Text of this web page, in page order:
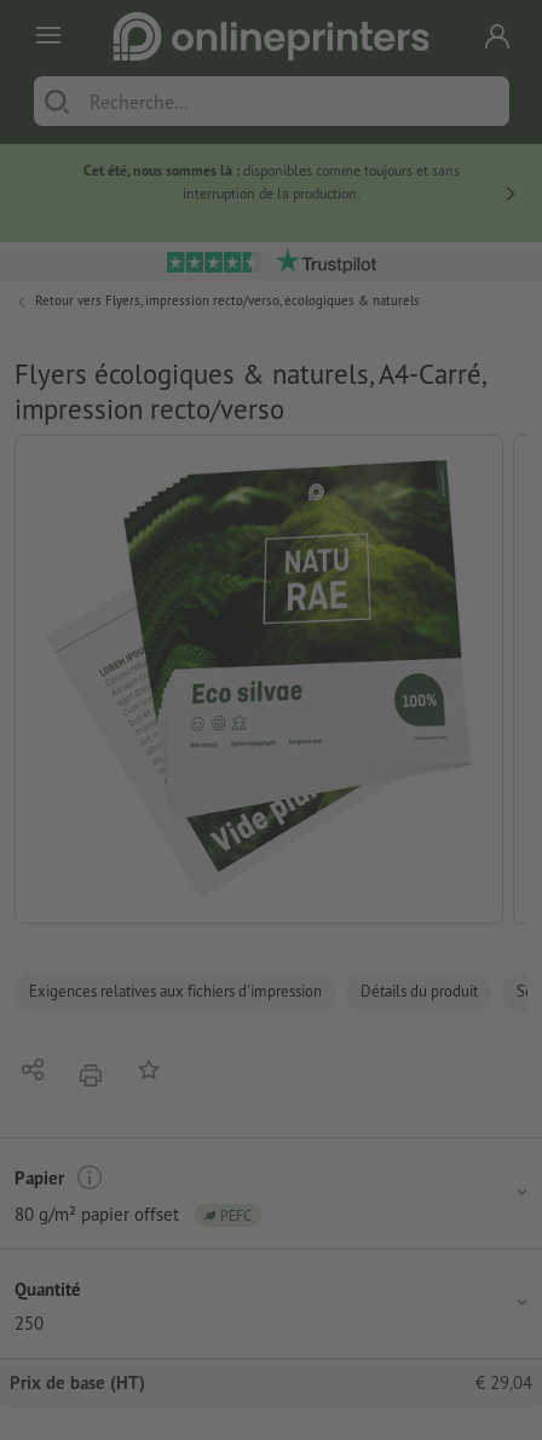
Cet été, nous sommes là :disponibles comme toujours et sans
interruption de la production.
Retour vers Flyers, impression recto/verso, écologiques & naturels
Flyers écologiques & naturels, A4-Carré,
impression recto/verso
Exigences relatives aux fichiers d'impression Détails du produit
PartagerimprimerAjouter à liste d'article
Papier
80 g/m² papier offset
PEFC
Quantité
250
Prix de base (HT) € 29,04